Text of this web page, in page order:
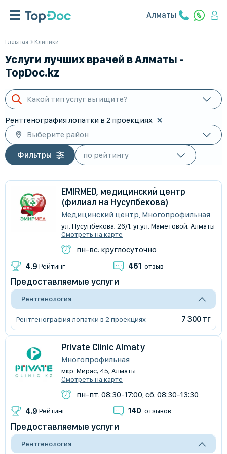
Алматы
Главная Клиники
Услуги лучших врачей в Алматы -
TopDoc.kz
Какой тип услуг вы ищите?
Рентгенография лопатки в 2 проекциях
Выберите район
Фильтры
EMIRMED, медицинский центр
(филиал на Нусупбекова)
Медицинский центр, Многопрофильная
ул. Нусупбекова, 26/1, уг.ул. Маметовой, Алматы
Смотреть на карте
пн-вс: круглосуточно
4.9 Рейтинг 461 отзыв
Предоставляемые услуги
Рентгенология
Рентгенография лопатки в 2 проекциях 7 300 тг
Private Clinic Almaty
Многопрофильная
мкр. Мирас, 45, Алматы
Смотреть на карте
пн-пт: 08:30-17:00, сб: 08:30-13:30
4.9 Рейтинг 140 отзывов
Предоставляемые услуги
Рентгенология